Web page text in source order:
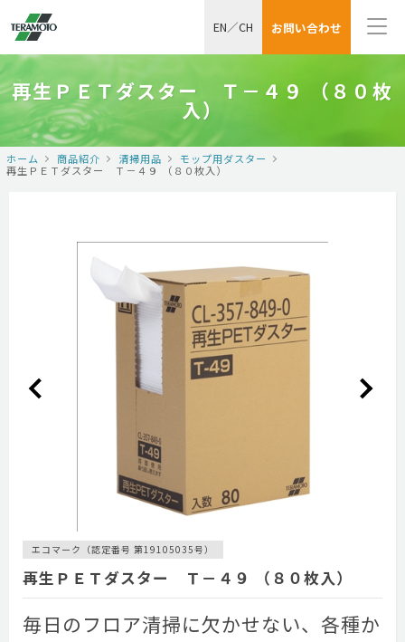
お問い合わせ
EN／CH
再生ＰＥＴダスター Ｔ－４９ （８０枚
入）
ホーム 商品紹介 清掃用品
モップ用ダスター
再生ＰＥＴダスター Ｔ－４９ （８０枚入）
エコマーク（認定番号 第19105035号）
再生ＰＥＴダスター Ｔ－４９ （８０枚入）
毎日のフロア清掃に欠かせない、各種か